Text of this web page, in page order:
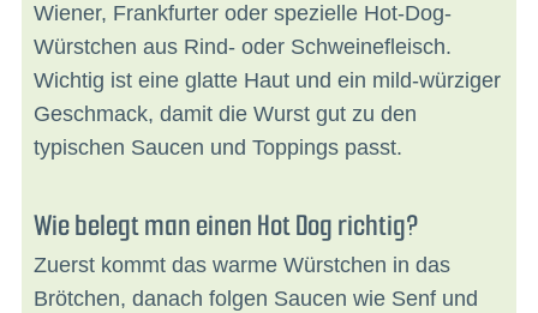
Wiener, Frankfurter oder spezielle Hot-Dog-
Würstchen aus Rind- oder Schweinefleisch.
Wichtig ist eine glatte Haut und ein mild-würziger
Geschmack, damit die Wurst gut zu den
typischen Saucen und Toppings passt.
Wie belegt man einen Hot Dog richtig?
Zuerst kommt das warme Würstchen in das
Brötchen, danach folgen Saucen wie Senf und